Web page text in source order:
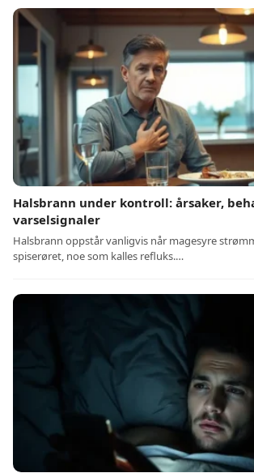
Halsbrann under kontroll: årsaker,
varselsignaler
Halsbrann oppstår vanligvis når magesyre
spiserøret, noe som kalles refluks.…